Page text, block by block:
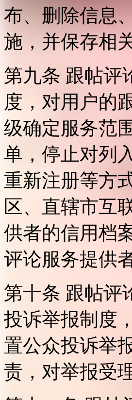
布、删除信息
施，并保存相
第九条 跟帖评
度，对用户的
级确定服务范
单，停止对列
重新注册等方
区、直辖市互
供者的信用档
评论服务提供
第十条 跟帖评
投诉举报制度
置公众投诉举
责，对举报受